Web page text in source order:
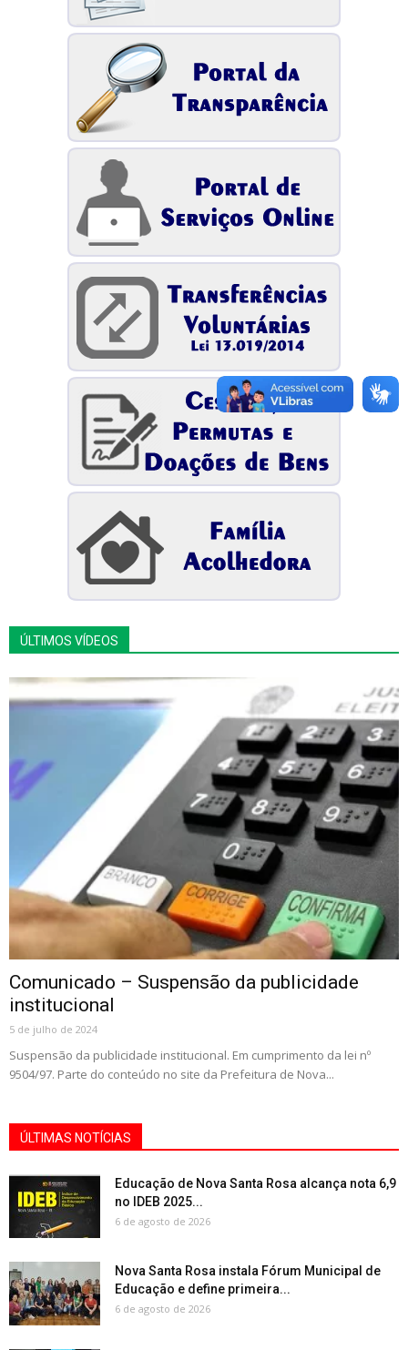
ÚLTIMOS VÍDEOS
Comunicado – Suspensão da publicidade
institucional
5 de julho de 2024
Suspensão da publicidade institucional. Em cumprimento da lei nº
9504/97. Parte do conteúdo no site da Prefeitura de Nova...
ÚLTIMAS NOTÍCIAS
Educação de Nova Santa Rosa alcança nota 6,9
no IDEB 2025...
6 de agosto de 2026
Nova Santa Rosa instala Fórum Municipal de
Educação e define primeira...
6 de agosto de 2026